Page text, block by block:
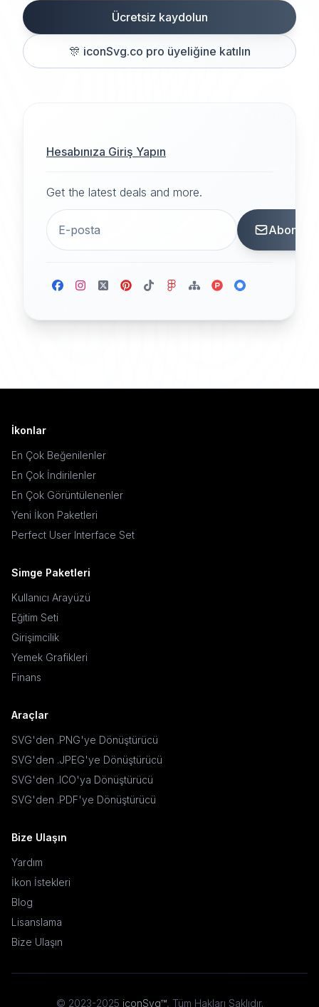
Ücretsiz kaydolun
🎊 iconSvg.co pro üyeliğine katılın
Hesabınıza Giriş Yapın
Get the latest deals and more.
Abone
İkonlar
En Çok Beğenilenler
En Çok İndirilenler
En Çok Görüntülenenler
Yeni İkon Paketleri
Perfect User Interface Set
Simge Paketleri
Kullanıcı Arayüzü
Eğitim Seti
Girişimcilik
Yemek Grafikleri
Finans
Araçlar
SVG'den .PNG'ye Dönüştürücü
SVG'den .JPEG'ye Dönüştürücü
SVG'den .ICO'ya Dönüştürücü
SVG'den .PDF'ye Dönüştürücü
Bize Ulaşın
Yardım
İkon İstekleri
Blog
Lisanslama
Bize Ulaşın
© 2023-2025 iconSvg™, Tüm Hakları Saklıdır.